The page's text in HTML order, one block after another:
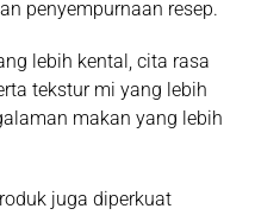
penyempurnaan resep.
lebih kental, cita rasa
tekstur mi yang lebih
makan yang lebih
juga diperkuat